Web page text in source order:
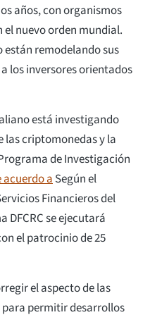
años, con organismos
nuevo orden mundial.
están remodelando sus
los inversores orientados
está investigando
las criptomonedas y la
de Investigación
acuerdo a Según el
Financieros del
DFCRC se ejecutará
el patrocinio de 25
el aspecto de las
permitir desarrollos